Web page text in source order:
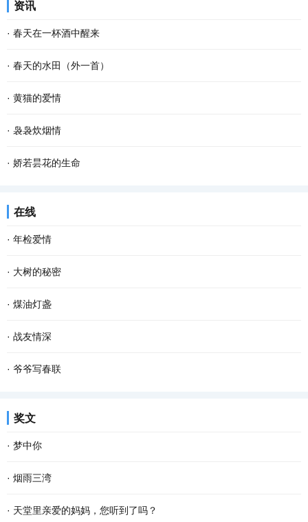
资讯
· 春天在一杯酒中醒来
杯斟满，等一场空 静。漏水的时间 放养一池蛙鸣 征途，在爹的目光
里 安慰，娘的一声叹息 青花在杯里 扶起那个弹琴的人 风在弦上，等
雪落故道 如果仰望是一次突围 咽不下的那滴泪...
· 春天的水田（外一首）
春天的水田里， 禾苗怀抱农夫的希望，孕育夏日的稻香； 柳条喜欢伸
手去拨沟渠里的水； 我用力闻挨着草地疯长的婆婆纳草。 幸运的话，
隔着几个“田块”相框，能遇到十几只白鹭立...
· 黄猫的爱情
腊梅一开，春天不远了；猫儿一闹，春天也不远了。猫儿的闹就是不
同寻常的叫，不同寻常的呼。腊梅开放是植物情爱的张扬，猫儿的呼
· 袅袅炊烟情
从村庄走出的游子，乡愁深处都有一柱炊烟。 不知为何，当归期越
· 娇若昙花的生命
在线
· 年检爱情
岁末年初，各类年检渐渐提上日程。近年来，随着某些程序或手续的
简化，相对来说，年检的项目少了些。但有些物事，必须得年检。比
如，你我他或普普通通或轰轰烈烈的 爱情 。 爱...
· 大树的秘密
我坚信，每一棵大树，都有着自己的秘密。只是这些秘密并不为我们
所知而已。探寻大树的秘密，是有些困难的，也因此，我们常常就忽
略了这些大树所隐藏的秘密，这是一件多少有些...
· 煤油灯盏
一粒谷，溅满屋。 每当想起这句儿时常挂在嘴边的谜语，脑海里就会
不由地浮现这样的场景：柴火在土灶里呼呼燃烧，火舌自锅底窜出，
· 战友情深
动车开动，我们一行向西，奔南京，会战友。我凝望窗外，楼宇滑
· 爷爷写春联
奖文
· 梦中你
在梦中 我乘风驾云而来 手捧着鲜花 寻找情窦初开的你 在那童话般的
世界 美丽的鲜花散发出芬芳 只为等你 给出一季的火红 你低头时的温
· 烟雨三湾
与镶嵌在老步湖路上的明珠——三湾村，离别已有十多个春秋。没想
· 天堂里亲爱的妈妈，您听到了吗？